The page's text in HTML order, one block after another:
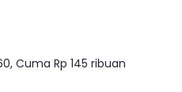
Cuma Rp 145 ribuan